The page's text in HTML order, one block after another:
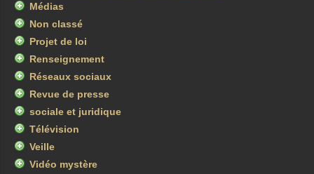
Médias
Non classé
Projet de loi
Renseignement
Réseaux sociaux
Revue de presse
sociale et juridique
Télévision
Veille
Vidéo mystère